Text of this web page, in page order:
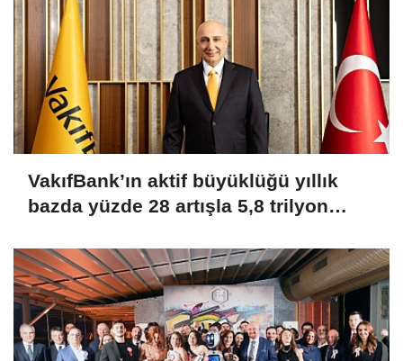
VakıfBank’ın aktif büyüklüğü yıllık
bazda yüzde 28 artışla 5,8 trilyon